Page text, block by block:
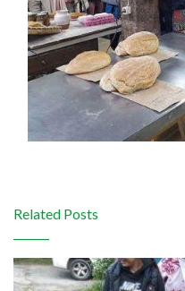
Related Posts